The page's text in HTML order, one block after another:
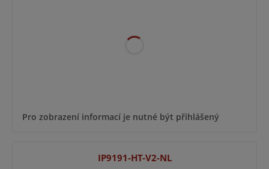
Pro zobrazení informací je nutné být přihlášený
IP9191-HT-V2-NL